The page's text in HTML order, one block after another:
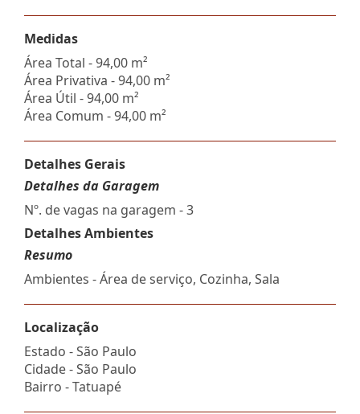
Medidas
Área Total - 94,00 m²
Área Privativa - 94,00 m²
Área Útil - 94,00 m²
Área Comum - 94,00 m²
Detalhes Gerais
Detalhes da Garagem
Nº. de vagas na garagem - 3
Detalhes Ambientes
Resumo
Ambientes - Área de serviço, Cozinha, Sala
Localização
Estado -São Paulo
Cidade -São Paulo
Bairro -Tatuapé